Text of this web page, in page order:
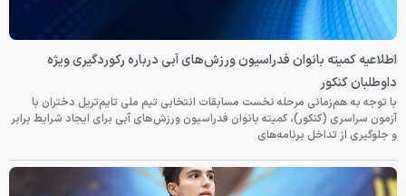
اطلاعیه کمیته بانوان فدراسیون ورزش‌های آبی درباره رکوردگیری ویژه
داوطلبان کنکور
با توجه به هم‌زمانی مرحله نخست مسابقات انتخابی تیم ملی تایم‌تریل دختران با
آزمون سراسری (کنکور)، کمیته بانوان فدراسیون ورزش‌های آبی برای ایجاد شرایط برابر
و جلوگیری از تداخل برنامه‌های